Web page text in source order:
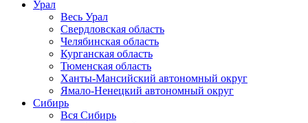
Урал
Весь Урал
Свердловская область
Челябинская область
Курганская область
Тюменская область
Ханты-Мансийский автономный округ
Ямало-Ненецкий автономный округ
Сибирь
Вся Сибирь